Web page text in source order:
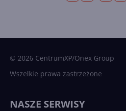
© 2026 CentrumXP/Onex Group
Wszelkie prawa zastrzeżone
NASZE SERWISY